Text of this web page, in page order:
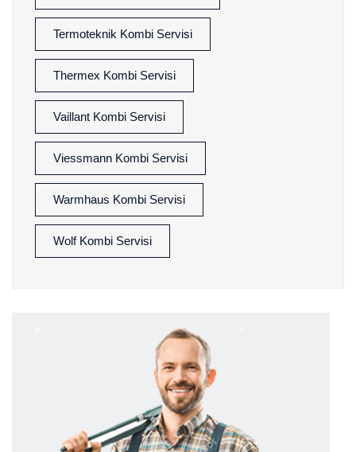
Termoteknik Kombi Servisi
Thermex Kombi Servisi
Vaillant Kombi Servisi
Viessmann Kombi Servisi
Warmhaus Kombi Servisi
Wolf Kombi Servisi